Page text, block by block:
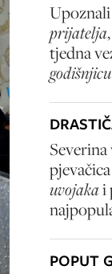
prijatelja
tjedna
Severina
uvojakai
POPUT